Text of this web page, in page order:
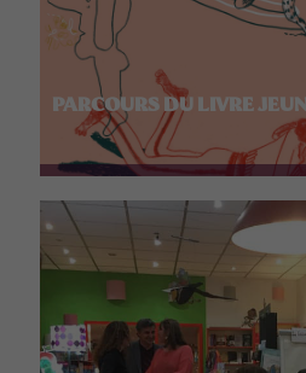
PARCOURS DU LIVRE